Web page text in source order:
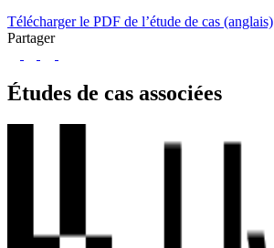
Télécharger le PDF de l’étude de cas (anglais)
Partager
Études de cas associées